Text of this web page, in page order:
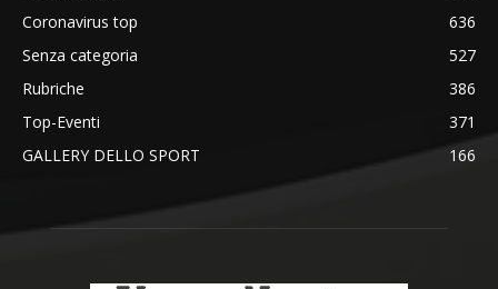
Coronavirus top
636
Senza categoria
527
Rubriche
386
Top-Eventi
371
GALLERY DELLO SPORT
166